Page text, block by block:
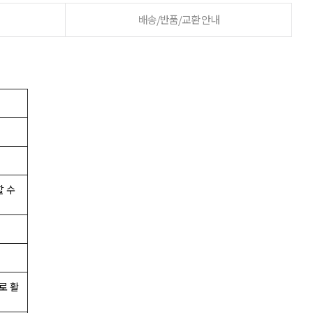
배송/반품/교환 안내
수
활